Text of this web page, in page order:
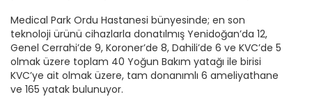
Medical Park Ordu Hastanesi bünyesinde; en son
teknoloji ürünü cihazlarla donatılmış Yenidoğan’da 12,
Genel Cerrahi’de 9, Koroner’de 8, Dahili’de 6 ve KVC’de 5
olmak üzere toplam 40 Yoğun Bakım yatağı ile birisi
KVC’ye ait olmak üzere, tam donanımlı 6 ameliyathane
ve 165 yatak bulunuyor.